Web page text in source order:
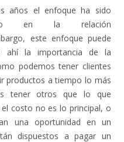
años el enfoque ha sido
en la relación
este enfoque puede
ahí la importancia de la
podemos tener clientes
productos a tiempo lo más
tener otros que lo que
costo no es lo principal, o
una oportunidad en un
dispuestos a pagar un